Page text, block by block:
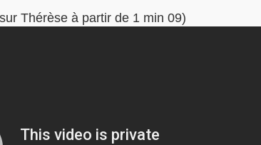
Thérèse à partir de 1 min 09)